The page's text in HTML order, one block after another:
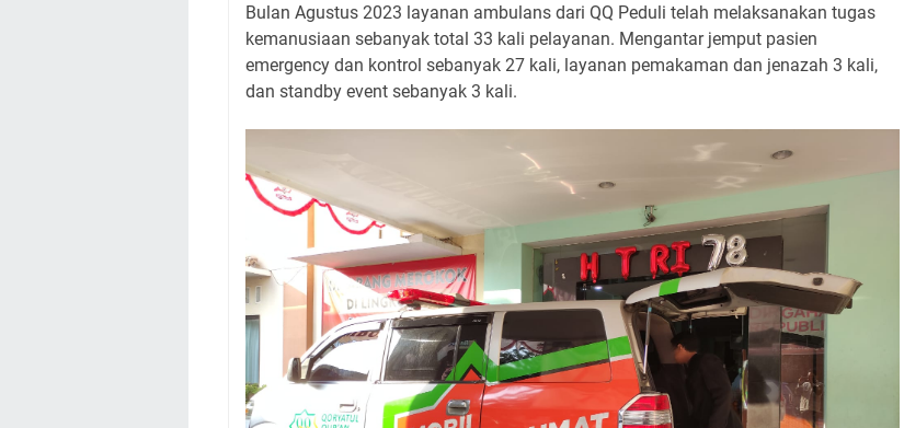
Bulan Agustus 2023 layanan ambulans dari QQ Peduli telah melaksanakan tugas
kemanusiaan sebanyak total 33 kali pelayanan. Mengantar jemput pasien
emergency dan kontrol sebanyak 27 kali, layanan pemakaman dan jenazah 3 kali,
dan standby event sebanyak 3 kali.